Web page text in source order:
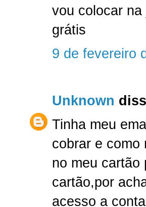
vou colocar
grátis
9 de fevereiro
Unknown
Tinha meu
cobrar e como
no meu cartão
cartão,por
acesso a